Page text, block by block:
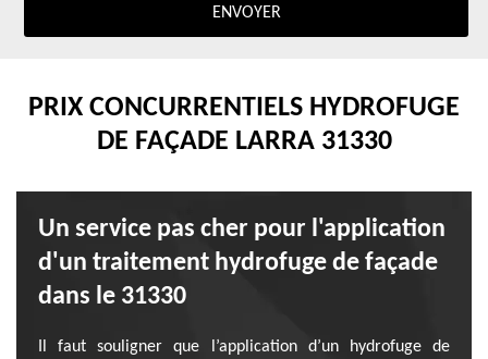
PRIX CONCURRENTIELS HYDROFUGE
DE FAÇADE LARRA 31330
Un service pas cher pour l'application
d'un traitement hydrofuge de façade
dans le 31330
Il faut souligner que l’application d’un hydrofuge de